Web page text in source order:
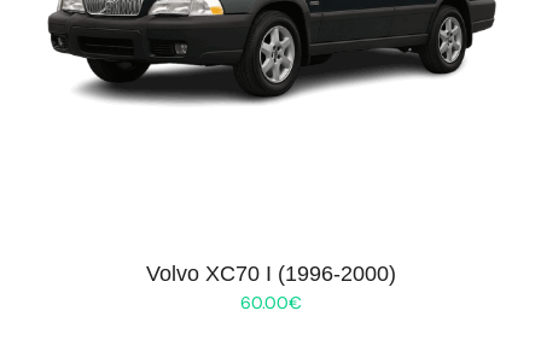
Volvo XC70 I (1996-2000)
60.00€